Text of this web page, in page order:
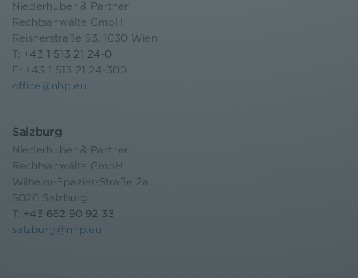
Niederhuber & Partner
Rechtsanwälte GmbH
Reisnerstraße 53, 1030 Wien
T: +43 1 513 21 24-0
F: +43 1 513 21 24-300
office@nhp.eu
Salzburg
Niederhuber & Partner
Rechtsanwälte GmbH
Wilhelm-Spazier-Straße 2a
5020 Salzburg
T: +43 662 90 92 33
salzburg@nhp.eu